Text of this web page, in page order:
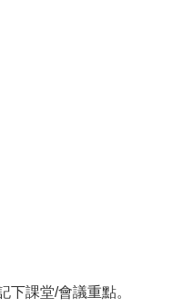
下課堂/會議重點。